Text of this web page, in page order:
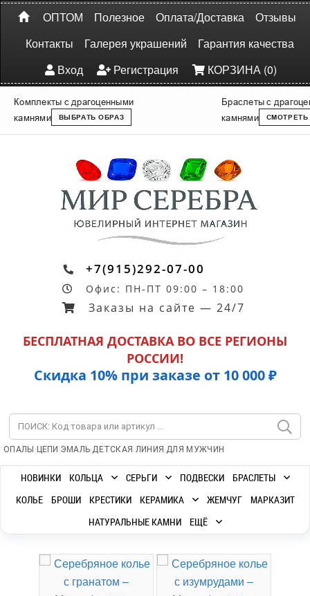
ОПТОМ Полезное Оплата/Доставка
Отзывы
Контакты
Галерея украшений
Гарантия качества
Вход
Регистрация КОРЗИНА (0)
Комплекты с драгоценными
камнями
ВЫБРАТЬ ОБРАЗ
Браслеты с
камнями
СМОТРЕТЬ
+7(915)292-07-00
Офис: ПН-ПТ 09:00 – 18:00
Заказы на сайте — 24/7
БЕСПЛАТНАЯ ДОСТАВКА ВО ВСЕ РЕГИОНЫ
РОССИИ!
Скидка 10% при заказе от 10 000 ₽
ОПАЛЫ | ЦЕПИ |ЭМАЛЬ|ДЕТСКАЯ ЛИНИЯ |ДЛЯ МУЖЧИН
НОВИНКИ КОЛЬЦА СЕРЬГИ ПОДВЕСКИ
БРАСЛЕТЫ
КОЛЬЕ
БРОШИ КРЕСТИКИ КЕРАМИКА ЖЕМЧУГ
МАРКАЗИТ
НАТУРАЛЬНЫЕ КАМНИ
ЕЩЁ